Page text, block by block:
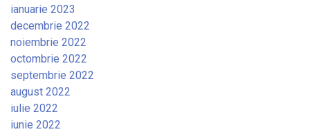
ianuarie 2023
decembrie 2022
noiembrie 2022
octombrie 2022
septembrie 2022
august 2022
iulie 2022
iunie 2022